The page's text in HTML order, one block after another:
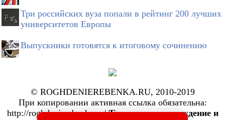
Три российских вуза попали в рейтинг 200 лучших
университетов Европы
Выпускники готовятся к итоговому сочинению
© ROGHDENIEREBENKA.RU, 2010-2019
При копировании активная ссылка обязательна:
http://roghdenierebenka.ru/ 'Беременность, рождение и